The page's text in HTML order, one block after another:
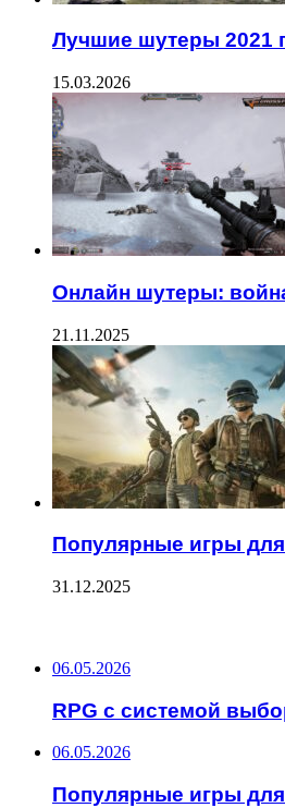
Лучшие шутеры 2021
15.03.2026
Онлайн шутеры:
21.11.2025
Популярные игры
31.12.2025
06.05.2026
RPG с системой
06.05.2026
Популярные игры